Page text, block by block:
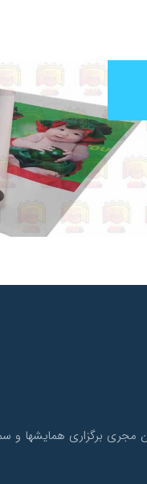
همچنین مجری برگزاری همایشها